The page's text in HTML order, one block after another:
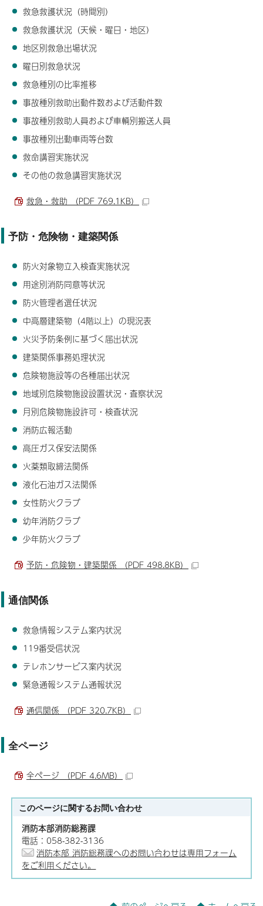
救急救護状況（時間別）
救急救護状況（天候・曜日・地区）
地区別救急出場状況
曜日別救急状況
救急種別の比率推移
事故種別救助出動件数および活動件数
事故種別救助人員および車輌別搬送人員
事故種別出動車両等台数
救命講習実施状況
その他の救急講習実施状況
救急・救助 （PDF 769.1KB）
予防・危険物・建築関係
防火対象物立入検査実施状況
用途別消防同意等状況
防火管理者選任状況
中高層建築物（4階以上）の現況表
火災予防条例に基づく届出状況
建築関係事務処理状況
危険物施設等の各種届出状況
地域別危険物施設設置状況・査察状況
月別危険物施設許可・検査状況
消防広報活動
高圧ガス保安法関係
火薬類取締法関係
液化石油ガス法関係
女性防火クラブ
幼年消防クラブ
少年防火クラブ
予防・危険物・建築関係 （PDF 498.8KB）
通信関係
救急情報システム案内状況
119番受信状況
テレホンサービス案内状況
緊急通報システム通報状況
通信関係 （PDF 320.7KB）
全ページ
全ページ （PDF 4.6MB）
このページに関するお問い合わせ
消防本部消防総務課
電話：058-382-3136
消防本部 消防総務課へのお問い合わせは専用フォーム
をご利用ください。